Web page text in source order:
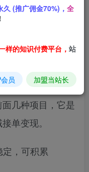
都是靠平台自然
几种项目，它是
单变现。
，可积累
久 (推广佣金70%)， 全
样的知识付费平台， 站
员 加盟当站长